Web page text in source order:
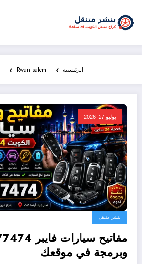
الرئيسية Rwan salem
يوليو 27, 2026
بنشر متنقل
وبرمجة في موقعك